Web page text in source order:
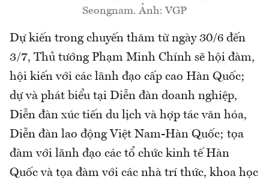
Seongnam. Ảnh: VGP
Dự kiến trong chuyến thăm từ ngày 30/6 đến
3/7, Thủ tướng Phạm Minh Chính sẽ hội đàm,
hội kiến với các lãnh đạo cấp cao Hàn Quốc;
dự và phát biểu tại Diễn đàn doanh nghiệp,
Diễn đàn xúc tiến du lịch và hợp tác văn hóa,
Diễn đàn lao động Việt Nam-Hàn Quốc; tọa
đàm với lãnh đạo các tổ chức kinh tế Hàn
Quốc và tọa đàm với các nhà trí thức, khoa học